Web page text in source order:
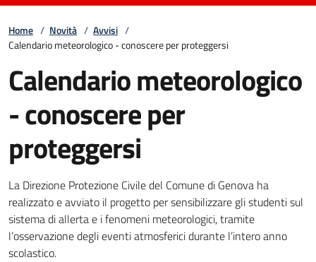
Home / Novità / Avvisi /
Calendario meteorologico - conoscere per proteggersi
Calendario meteorologico
- conoscere per
proteggersi
La Direzione Protezione Civile del Comune di Genova ha
realizzato e avviato il progetto per sensibilizzare gli studenti sul
sistema di allerta e i fenomeni meteorologici, tramite
l’osservazione degli eventi atmosferici durante l’intero anno
scolastico.